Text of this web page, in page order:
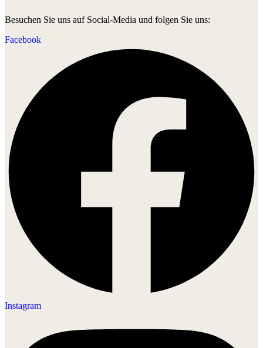
Besuchen Sie uns auf Social-Media und folgen Sie uns:
Facebook
Instagram